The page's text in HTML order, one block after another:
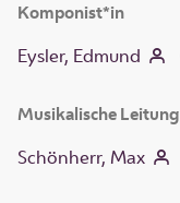
Komponist*in
Eysler, Edmund
Musikalische Leitung
Schönherr, Max